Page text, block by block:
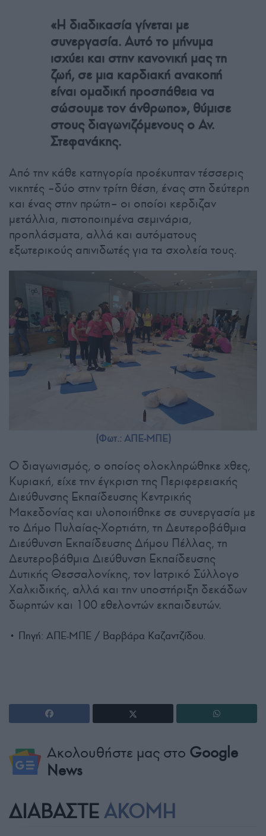
«Η διαδικασία γίνεται με
συνεργασία. Αυτό το μήνυμα
ισχύει και στην κανονική μας τη
ζωή, σε μια καρδιακή ανακοπή
είναι ομαδική προσπάθεια να
σώσουμε τον άνθρωπο», θύμισε
στους διαγωνιζόμενους ο Αν.
Στεφανάκης.
Από την κάθε κατηγορία προέκυπταν τέσσερις
νικητές –δύο στην τρίτη θέση, ένας στη δεύτερη
και ένας στην πρώτη– οι οποίοι κερδιζαν
μετάλλια, πιστοποιημένα σεμινάρια,
προπλάσματα, αλλά και αυτόματους
εξωτερικούς απινιδωτές για τα σχολεία τους.
(Φωτ.: ΑΠΕ-ΜΠΕ)
Ο διαγωνισμός, ο οποίος ολοκληρώθηκε χθες,
Κυριακή, είχε την έγκριση της Περιφερειακής
Διεύθυνσης Εκπαίδευσης Κεντρικής
Μακεδονίας και υλοποιήθηκε σε συνεργασία με
το Δήμο Πυλαίας-Χορτιάτη, τη Δευτεροβάθμια
Διεύθυνση Εκπαίδευσης Δήμου Πέλλας, τη
Δευτεροβάθμια Διεύθυνση Εκπαίδευσης
Δυτικής Θεσσαλονίκης, τον Ιατρικό Σύλλογο
Χαλκιδικής, αλλά και την υποστήριξη δεκάδων
δωρητών και 100 εθελοντών εκπαιδευτών.
• Πηγή: ΑΠΕ-ΜΠΕ / Βαρβάρα Καζαντζίδου.
Ακολουθήστε μας στο Google
News
ΔΙΑΒΑΣΤΕ ΑΚΟΜΗ